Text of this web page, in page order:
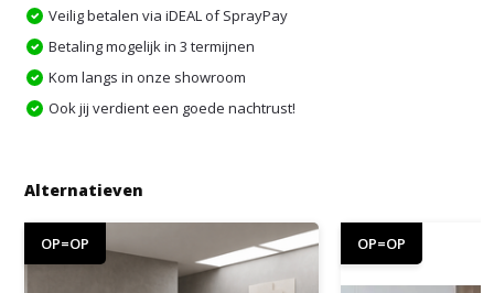
Veilig betalen via iDEAL of SprayPay
Betaling mogelijk in 3 termijnen
Kom langs in onze showroom
Ook jij verdient een goede nachtrust!
Alternatieven
OP=OP OP=OP